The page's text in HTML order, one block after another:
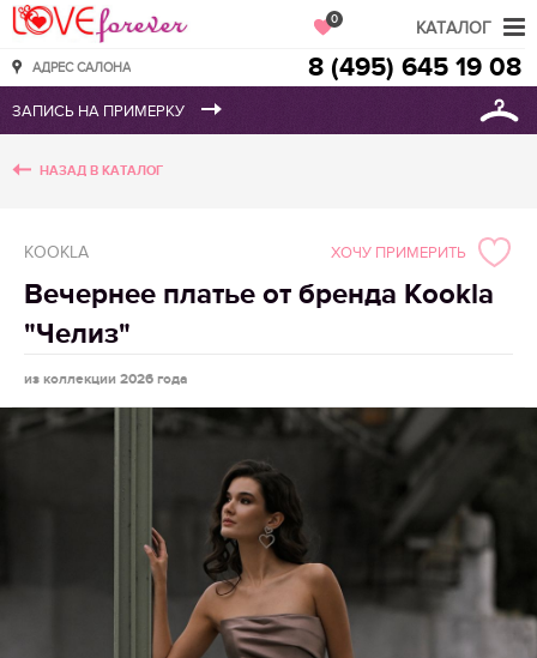
Love Forever
АДРЕС САЛОНА
0
8 (495) 645 19 08
НАЗАД В КАТАЛОГ
KOOKLA
Вечернее платье от бренда Kookla
"Челиз"
из коллекции 2026 года
ХОЧУ ПРИМЕРИТЬ
КАТАЛОГ